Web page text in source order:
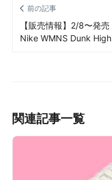
前の記事
【販売情報】2/8〜発売
Nike WMNS Dunk High
関連記事一覧